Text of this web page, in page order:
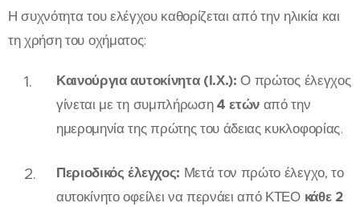
Η συχνότητα του ελέγχου καθορίζεται από την ηλικία και
τη χρήση του οχήματος:
Καινούργια αυτοκίνητα (Ι.Χ.): Ο πρώτος έλεγχος
γίνεται με τη συμπλήρωση4 ετών από την
ημερομηνία της πρώτης του άδειας κυκλοφορίας.
Περιοδικός έλεγχος: Μετά τον πρώτο έλεγχο, το
αυτοκίνητο οφείλει να περνάει από ΚΤΕΟ κάθε 2